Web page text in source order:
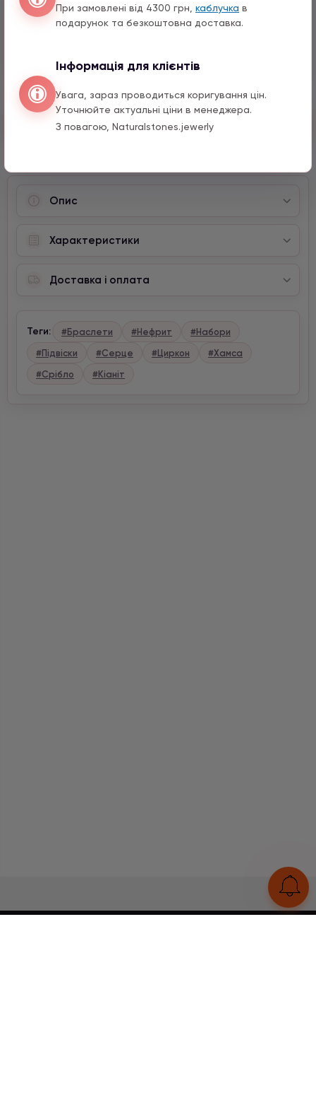
При замовлені від 4300 грн, каблучка в
подарунок та безкоштовна доставка.
Інформація для клієнтів
Увага, зараз проводиться коригування цін.
Уточнюйте актуальні ціни в менеджера.
З повагою, Naturalstones.jewerly
1590 грн 1 шт.
Швидкий заказ
Опис
Характеристики
Доставка і оплата
Теги: #Браслети #Нефрит
#Набори
#Підвіски
#Серце #Циркон
#Хамса
#Срібло
#Кіаніт